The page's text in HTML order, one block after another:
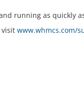
running as quickly
visit www.whmcs.com/